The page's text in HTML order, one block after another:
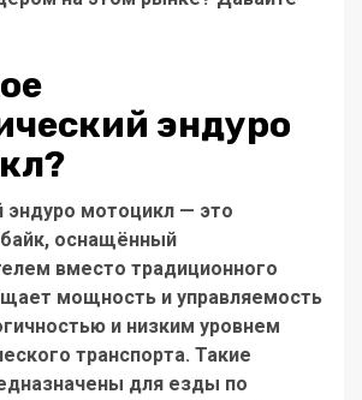
эндуро
эндуро мотоцикл — это
оснащённый
вместо традиционного
мощность и управляемость
и низким уровнем
транспорта. Такие
для езды по